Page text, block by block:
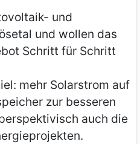
und
und wollen das
Schritt für Schritt
mehr Solarstrom auf
zur besseren
auch die